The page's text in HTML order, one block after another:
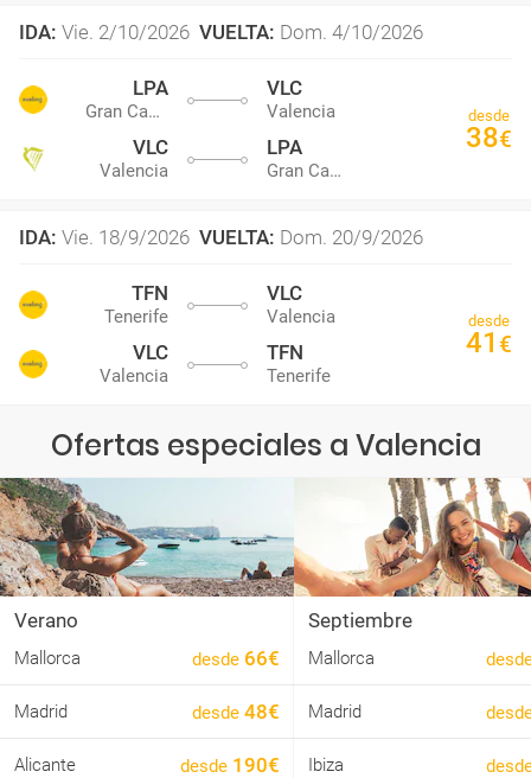
IDA: Vie. 2/10/2026 VUELTA: Dom. 4/10/2026
LPA
Gran Canaria
VLC
Valencia
VLC
Valencia
LPA
Gran Canaria
desde
38€
IDA: Vie. 18/9/2026 VUELTA: Dom. 20/9/2026
TFN
Tenerife
VLC
Valencia
VLC
Valencia
TFN
Tenerife
desde
41 €
Ofertas especiales a Valencia
Verano
Mallorca desde 66€
Madrid desde 48€
Alicante desde 190€
Septiembre
Mallorca
Madrid
Ibiza